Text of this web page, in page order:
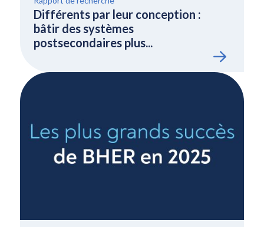
Différents par leur conception :
bâtir des systèmes
postsecondaires plus...